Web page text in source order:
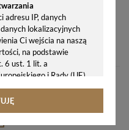
adresu IP, danych
lokalizacyjnych
Ci wejścia na naszą
na podstawie
6 ust. 1 lit. a
i Rady (UE)
ochrony osób
danych
zł